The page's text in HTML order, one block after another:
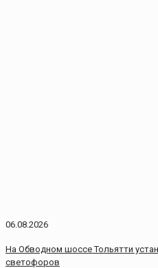
06.08.2026
На Обводном шоссе Тольятти
светофоров